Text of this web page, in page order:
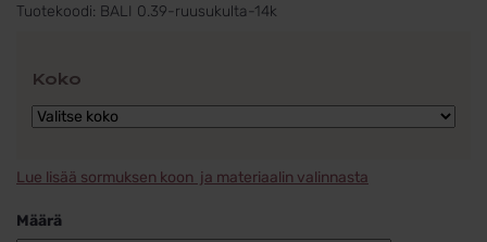
Tuotekoodi: BALI 0.39-ruusukulta-14k
Koko
Lue lisää sormuksen koon ja materiaalin valinnasta
Määrä